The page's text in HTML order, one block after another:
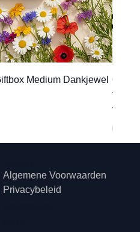
Medium Dankjewel
Vanaf
incl.Btw
Algemene Voorwaarden
Privacybeleid